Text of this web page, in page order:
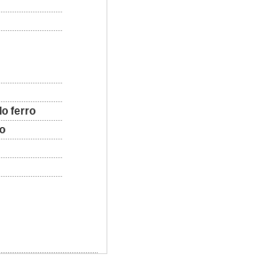
ferro